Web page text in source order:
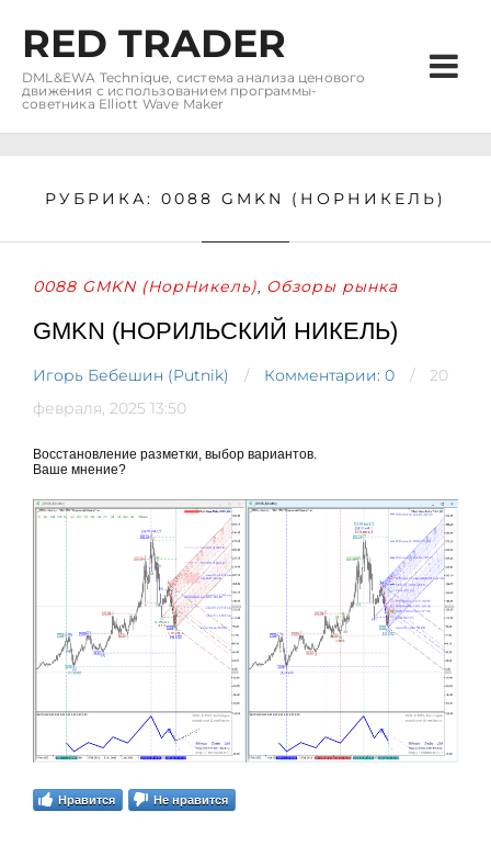
RED TRADER
DML&EWA Technique, система анализа ценового
движения с использованием программы-
советника Elliott Wave Maker
РУБРИКА: 0088 GMKN (НОРНИКЕЛЬ)
0088 GMKN (НорНикель), Обзоры рынка
GMKN (НОРИЛЬСКИЙ НИКЕЛЬ)
Игорь Бебешин (Putnik) Комментарии: 0
20
февраля, 2025 13:50
Восстановление разметки, выбор вариантов.
Ваше мнение?
Нравится Не нравится